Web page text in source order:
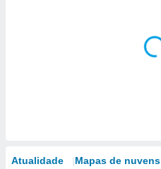
Atualidade Mapas de nuvens